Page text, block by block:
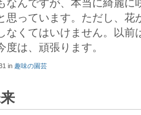
なんですが、本当に綺麗に
思っています。ただし、花
なくてはいけません。以前
は、頑張ります。
in 趣味の園芸